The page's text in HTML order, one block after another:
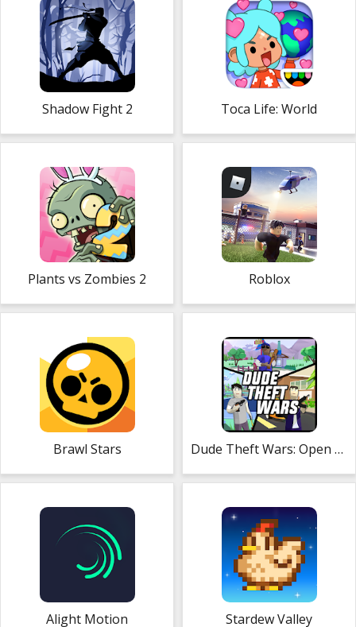
Shadow Fight 2 Toca Life: World
Plants vs Zombies 2 Roblox
Brawl Stars Dude Theft Wars: Open World Sandbox Simulator
Alight Motion Stardew Valley